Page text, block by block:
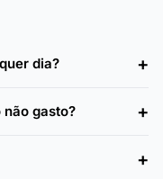
dia?
gasto?